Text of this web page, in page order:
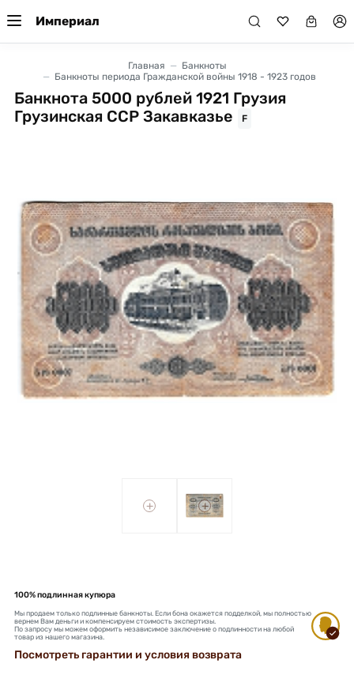
Империал
Главная
Банкноты
Банкноты периода Гражданской войны 1918 - 1923 годов
Банкнота 5000 рублей 1921 Грузия
Грузинская ССР Закавказье
F
+ +
100% подлинная купюра
Мы продаем только подлинные банкноты. Если бона окажется подделкой, мы полностью
вернем Вам деньги и компенсируем стоимость экспертизы.
По запросу мы можем оформить независимое заключение о подлинности на любой
товар из нашего магазина.
Посмотреть гарантии и условия возврата